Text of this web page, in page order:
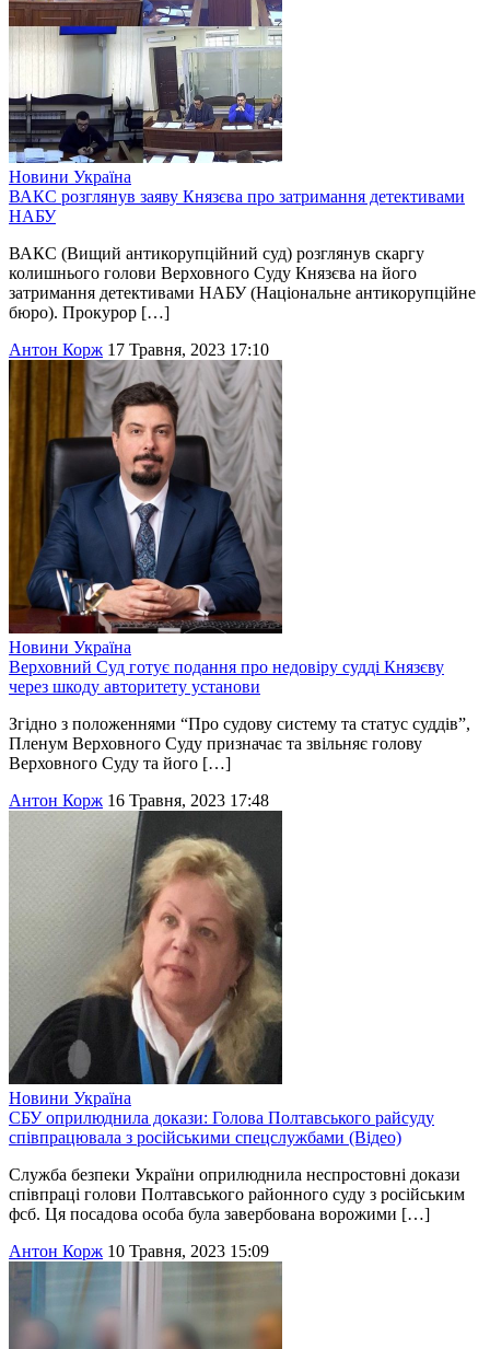
Новини Україна
ВАКС розглянув заяву Князєва про затримання детективами
НАБУ
ВАКС (Вищий антикорупційний суд) розглянув скаргу
колишнього голови Верховного Суду Князєва на його
затримання детективами НАБУ (Національне антикорупційне
бюро). Прокурор […]
Антон Корж 17 Травня, 2023 17:10
Новини Україна
Верховний Суд готує подання про недовіру судді Князєву
через шкоду авторитету установи
Згідно з положеннями “Про судову систему та статус суддів”,
Пленум Верховного Суду призначає та звільняє голову
Верховного Суду та його […]
Антон Корж 16 Травня, 2023 17:48
Новини Україна
СБУ оприлюднила докази: Голова Полтавського райсуду
співпрацювала з російськими спецслужбами (Відео)
Служба безпеки України оприлюднила неспростовні докази
співпраці голови Полтавського районного суду з російським
фсб. Ця посадова особа була завербована ворожими […]
Антон Корж 10 Травня, 2023 15:09